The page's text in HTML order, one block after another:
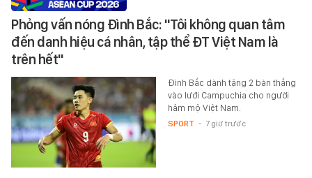
Phỏng vấn nóng Đình Bắc: "Tôi không quan tâm
đến danh hiệu cá nhân, tập thể ĐT Việt Nam là
trên hết"
Đình Bắc dành tặng 2 bàn thắng
vào lưới Campuchia cho người
hâm mộ Việt Nam.
SPORT - 7 giờ trước